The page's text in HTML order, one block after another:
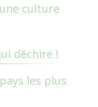
culture
déchire !
les plus